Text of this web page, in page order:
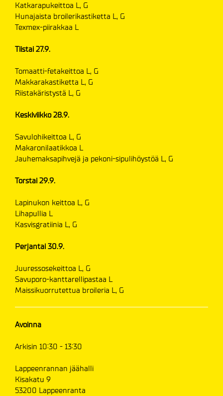
Katkarapukeittoa L, G
Hunajaista broilerikastiketta L, G
Texmex-piirakkaa L
Tiistai 27.9.
Tomaatti-fetakeittoa L, G
Makkarakastiketta L, G
Riistakäristystä L, G
Keskiviikko 28.9.
Savulohikeittoa L, G
Makaronilaatikkoa L
Jauhemaksapihvejä ja pekoni-sipulihöystöä L, G
Torstai 29.9.
Lapinukon keittoa L, G
Lihapullia L
Kasvisgratiinia L, G
Perjantai 30.9.
Juuressosekeittoa L, G
Savuporo-kanttarellipastaa L
Maissikuorrutettua broileria L, G
Avoinna
Arkisin 10:30 - 13:30
Lappeenrannan jäähalli
Kisakatu 9
53200 Lappeenranta